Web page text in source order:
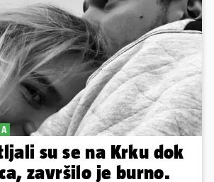
su se na Krku dok
završilo je burno.